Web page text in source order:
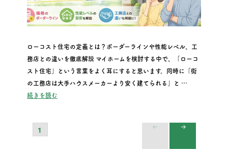
ローコスト住宅の定義とは？ボーダーラインや性能レベル、工
務店との違いを徹底解説 マイホームを検討する中で、「ローコ
スト住宅」という言葉をよく耳にすると思います。同時に「街
の工務店は大手ハウスメーカーより安く建てられる」と …
続きを読む“ローコスト住宅の定義とは？ボーダーラインや性能レベル、
投PAGE
1